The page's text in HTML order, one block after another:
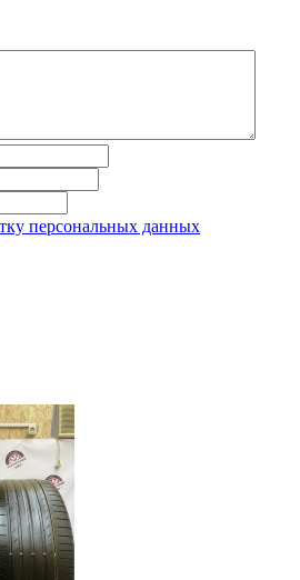
персональных данных